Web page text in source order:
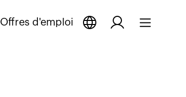
Offres d'emploi